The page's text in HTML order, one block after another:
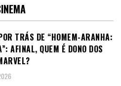
TRÁS DE “HOMEM-ARANHA:
AFINAL, QUEM É DONO DOS